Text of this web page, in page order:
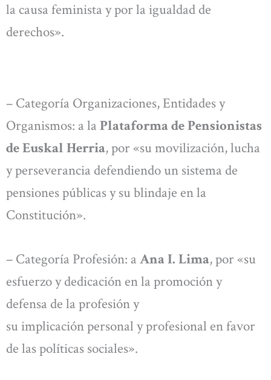
la causa feminista y por la igualdad de
derechos».
– Categoría Organizaciones, Entidades y
Organismos: a la Plataforma de Pensionistas
de Euskal Herria, por «su movilización, lucha
y perseverancia defendiendo un sistema de
pensiones públicas y su blindaje en la
Constitución».
– Categoría Profesión: a Ana I. Lima, por «su
esfuerzo y dedicación en la promoción y
defensa de la profesión y
su implicación personal y profesional en favor
de las políticas sociales».